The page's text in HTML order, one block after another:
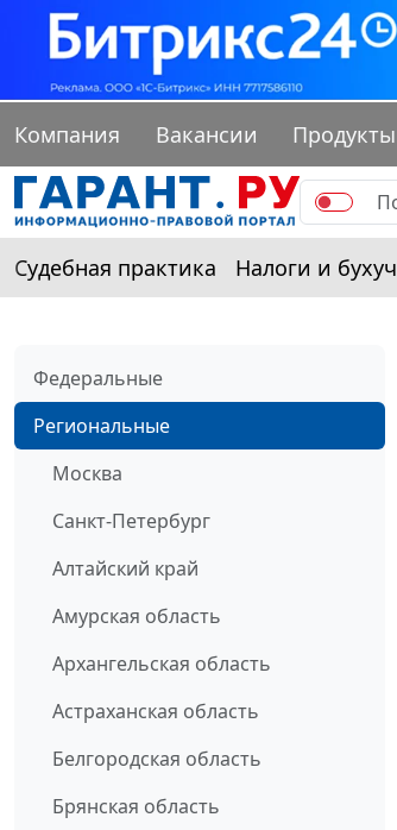
Компания Вакансии Продукты
Судебная практика Налоги и
Федеральные
Региональные
Москва
Санкт-Петербург
Алтайский край
Амурская область
Архангельская область
Астраханская область
Белгородская область
Брянская область